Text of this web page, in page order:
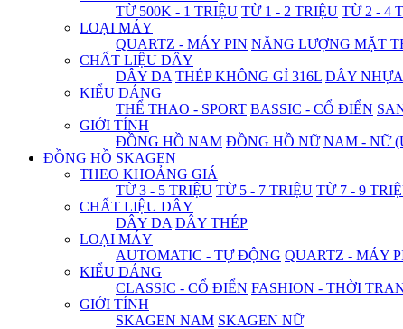
TỪ 500K - 1 TRIỆU TỪ 1 - 2 TRIỆU TỪ 2 - 4
LOẠI MÁY
QUARTZ - MÁY PIN NĂNG LƯỢNG MẶT
CHẤT LIỆU DÂY
DÂY DA THÉP KHÔNG GỈ 316L DÂY NHỰA
KIỂU DÁNG
THỂ THAO - SPORT BASSIC - CỔ ĐIỂN
GIỚI TÍNH
ĐỒNG HỒ NAM ĐỒNG HỒ NỮ NAM - NỮ
ĐỒNG HỒ SKAGEN
THEO KHOẢNG GIÁ
TỪ 3 - 5 TRIỆU TỪ 5 - 7 TRIỆU TỪ 7 - 9
CHẤT LIỆU DÂY
DÂY DA DÂY THÉP
LOẠI MÁY
AUTOMATIC - TỰ ĐỘNG QUARTZ - MÁY
KIỂU DÁNG
CLASSIC - CỔ ĐIỂN FASHION - THỜI
GIỚI TÍNH
SKAGEN NAM SKAGEN NỮ